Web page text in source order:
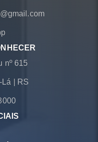
nº 615
Lá RS